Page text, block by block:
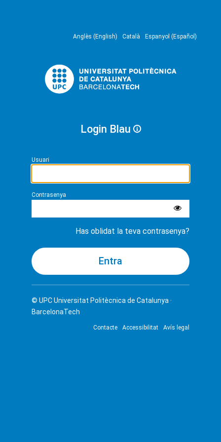
Anglès (English) Català Espanyol (Español)
Login Blau
Usuari
Contrasenya
Has oblidat la teva contrasenya?
© UPCUniversitat Politècnica de Catalunya ·
BarcelonaTech
Contacte Accessibilitat Avís legal